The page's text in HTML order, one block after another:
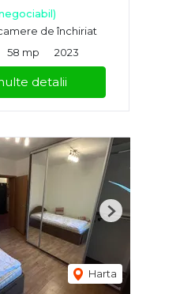
de închiriat
58 mp 2023
detalii
Harta
Next